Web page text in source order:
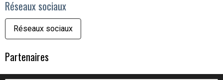
Réseaux sociaux
Réseaux sociaux
Partenaires